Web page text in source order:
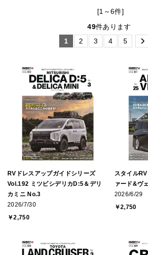
[1～6件]
49件あります
1
2 3 4 5
RVドレスアップガイドシリーズ
Vol.192 ミツビシデリカD:5＆デリ
カミニ No.3
2026/7/30
￥2,750
スタイル
ァード&ヴ
2026/6/29
￥2,750